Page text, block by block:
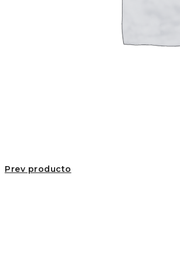
Prev producto